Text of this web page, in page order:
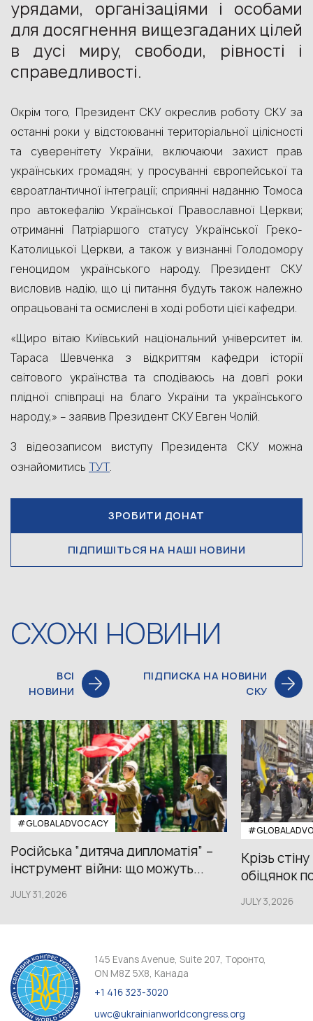
урядами, організаціями і особами
для досягнення вищезгаданих цілей
в дусі миру, свободи, рівності і
справедливості.
Окрім того, Президент СКУ окреслив роботу СКУ за
останні роки у відстоюванні територіальної цілісності
та суверенітету України, включаючи захист прав
українських громадян; у просуванні європейської та
євроатлантичної інтеграції; сприянні наданню Томоса
про автокефалію Української Православної Церкви;
отриманні Патріаршого статусу Української Греко-
Католицької Церкви, а також у визнанні Голодомору
геноцидом українського народу. Президент СКУ
висловив надію, що ці питання будуть також належно
опрацьовані та осмислені в ході роботи цієї кафедри.
«Щиро вітаю Київський національний університет ім.
Тараса Шевченка з відкриттям кафедри історії
світового українства та сподіваюсь на довгі роки
плідної співпраці на благо України та українського
народу,» – заявив Президент СКУ Евген Чолій.
З відеозаписом виступу Президента СКУ можна
ознайомитись ТУТ.
ЗРОБИТИ ДОНАТ
ПІДПИШІТЬСЯ НА НАШІ НОВИНИ
СХОЖІ НОВИНИ
ВСІ
НОВИНИ
ПІДПИСКА НА НОВИНИ
СКУ
#GLOBALADVOCACY
Російська “дитяча дипломатія” –
інструмент війни: що можуть...
JULY 31,2026
Крізь
обіцянок
JULY 3,2026
145 Evans Avenue, Suite 207, Торонто,
ON M8Z 5X8, Канада
+1 416 323-3020
uwc@ukrainianworldcongress.org